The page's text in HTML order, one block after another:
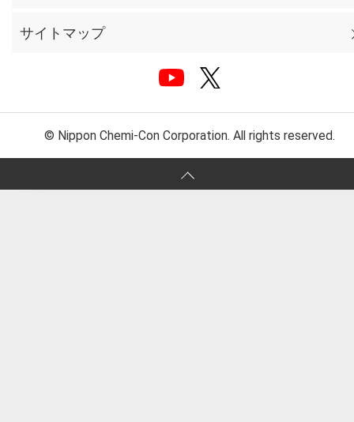
サイトマップ
© Nippon Chemi-Con Corporation. All rights reserved.